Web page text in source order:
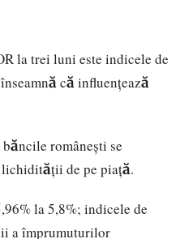
la trei luni este indicele de
că influențează
românești se
de pe piață.
la 5,8%; indicele de
a împrumuturilor